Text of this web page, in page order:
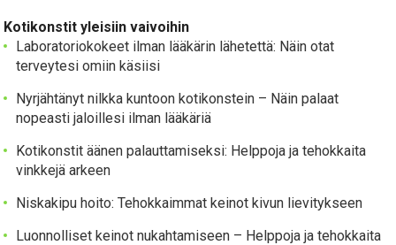
Kotikonstit yleisiin vaivoihin
Laboratoriokokeet ilman lääkärin lähetettä: Näin otat
terveytesi omiin käsiisi
Nyrjähtänyt nilkka kuntoon kotikonstein – Näin palaat
nopeasti jaloillesi ilman lääkäriä
Kotikonstit äänen palauttamiseksi: Helppoja ja tehokkaita
vinkkejä arkeen
Niskakipu hoito: Tehokkaimmat keinot kivun lievitykseen
Luonnolliset keinot nukahtamiseen – Helppoja ja tehokkaita